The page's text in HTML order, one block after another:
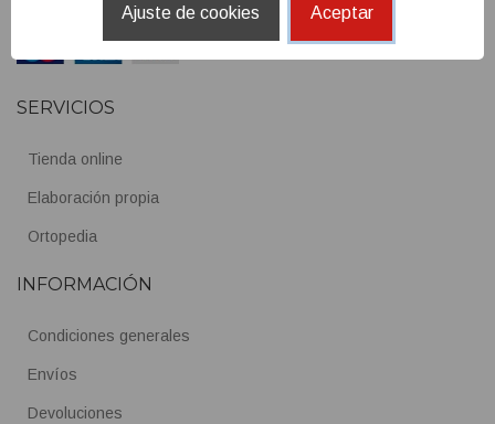
SERVICIOS
Tienda online
Elaboración propia
Ortopedia
INFORMACIÓN
Condiciones generales
Envíos
Devoluciones
Ajuste de cookies Aceptar